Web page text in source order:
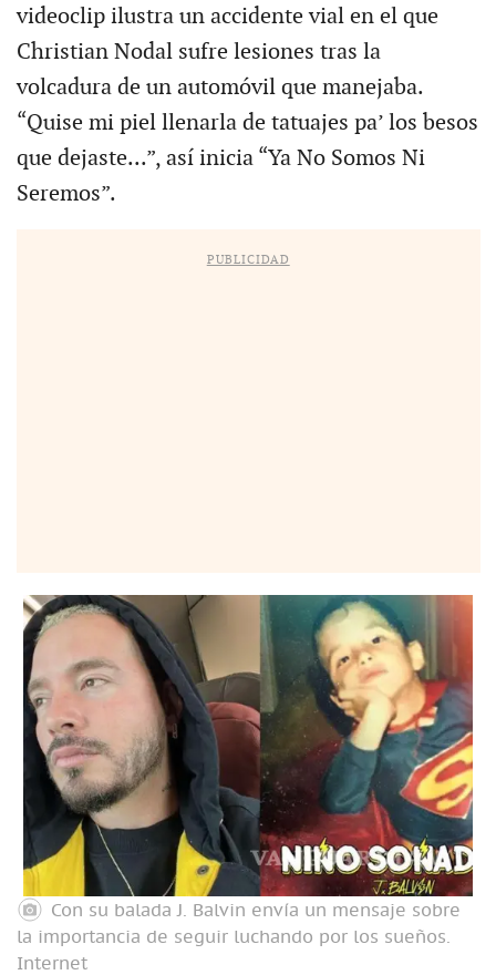
videoclip ilustra un accidente vial en el que
Christian Nodal sufre lesiones tras la
volcadura de un automóvil que manejaba.
“Quise mi piel llenarla de tatuajes pa’ los besos
que dejaste...”, así inicia “Ya No Somos Ni
Seremos”.
PUBLICIDAD
Con su balada J. Balvin envía un mensaje sobre
la importancia de seguir luchando por los sueños.
Internet